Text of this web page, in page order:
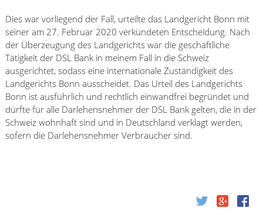
Dies war vorliegend der Fall, urteilte das Landgericht Bonn mit
seiner am 27. Februar 2020 verkündeten Entscheidung. Nach
der Überzeugung des Landgerichts war die geschäftliche
Tätigkeit der DSL Bank in meinem Fall in die Schweiz
ausgerichtet, sodass eine internationale Zuständigkeit des
Landgerichts Bonn ausscheidet. Das Urteil des Landgerichts
Bonn ist ausführlich und rechtlich einwandfrei begründet und
dürfte für alle Darlehensnehmer der DSL Bank gelten, die in der
Schweiz wohnhaft sind und in Deutschland verklagt werden,
sofern die Darlehensnehmer Verbraucher sind.